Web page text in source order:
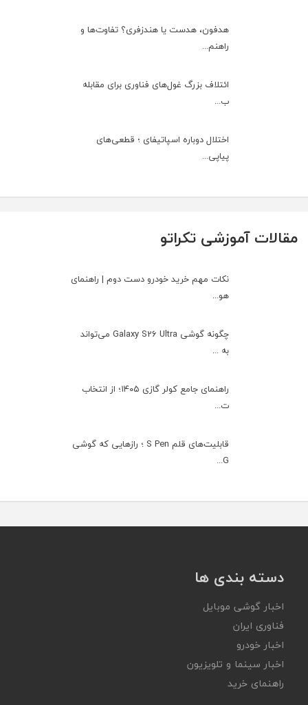
هدفون، هدست یا هندزفری؟ تفاوت‌ها و
راهنم...
ائتلاف بزرگ غول‌های فناوری برای مقابله
ب...
اختلال دوباره اسپاتیفای ؛ قطعی‌های
پیاپی...
مقالات آموزشی تکراتو
نکات مهم خرید خودرو دست دوم | راهنمای
هو...
چگونه گوشی Galaxy S26 Ultra می‌تواند
به ...
راهنمای جامع کولر گازی ۱۴۰۵؛ از انتخاب
ت...
قابلیت‌های قلم S Pen ؛ رازهایی که گوشی
G...
دسته بندی ها
اخبار گوشی موبایل
فناوری ایران
اخبار خودرو
اخبار سینما و تلویزیون
راهنمای خرید